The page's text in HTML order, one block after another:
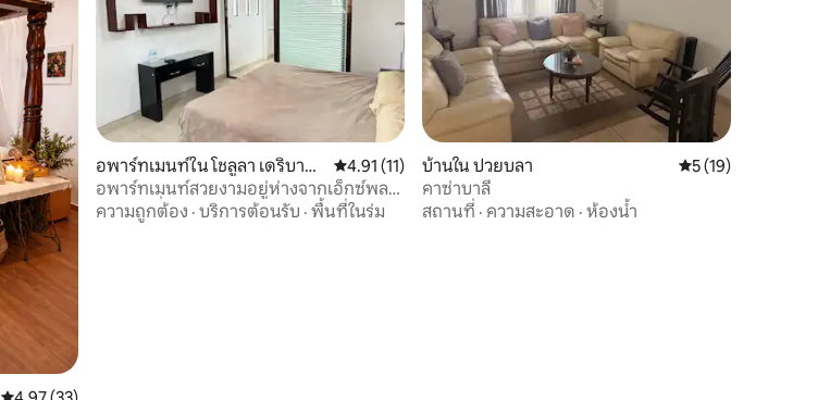
อพาร์ทเมนท์ใน โชลูลา เดริบาดา
เบีย
คะแนนเฉลี่ย 4.91 จาก 5, 11 รีวิว
4.91 (11)
อพาร์ทเมนท์สวยงามอยู่ห่างจากเอ็กซ์พลา
นาดาไม่กี่นาที
ความถูกต้อง · บริการต้อนรับ · พื้นที่ในร่ม
บ้านใน ปวยบลา คะแนนเฉลี่ย 5 จาก
5 (19)
คาซ่าบาลี
สถานที่ · ความสะอาด · ห้องน้ำ